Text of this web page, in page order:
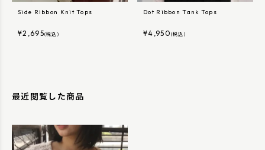
Side Ribbon Knit Tops
¥2,695(税込)
Dot Ribbon Tank Tops
¥4,950 (税込)
最近閲覧した商品